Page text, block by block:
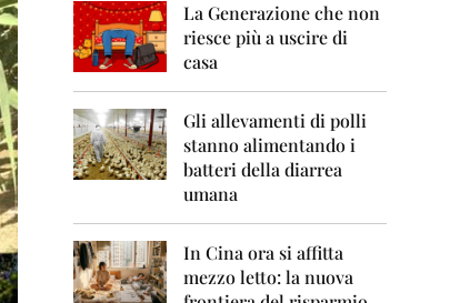
La Generazione che non
riesce più a uscire di
casa
Gli allevamenti di polli
stanno alimentando i
batteri della diarrea
umana
In Cina ora si affitta
mezzo letto: la nuova